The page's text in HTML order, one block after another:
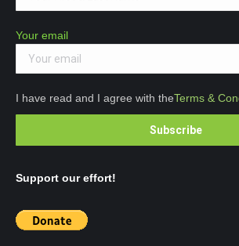
Your email
I have read and I agree with theTerms &
Support our effort!